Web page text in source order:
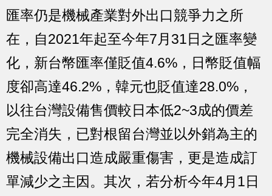
匯率仍是機械產業對外出口競爭力之所
在，自2021年起至今年7月31日之匯率變
化，新台幣匯率僅貶值4.6%，日幣貶值幅
度卻高達46.2%，韓元也貶值達28.0%，
以往台灣設備售價較日本低2~3成的價差
完全消失，已對根留台灣並以外銷為主的
機械設備出口造成嚴重傷害，更是造成訂
單減少之主因。其次，若分析今年4月1日